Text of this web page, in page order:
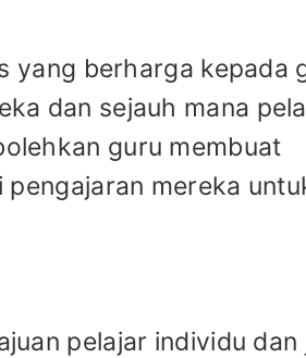
yang berharga kepada
dan sejauh mana
guru membuat
mereka
pelajar individu dan